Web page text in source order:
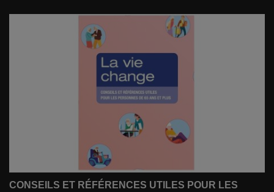
CONSEILS ET RÉFÉRENCES UTILES POUR LES